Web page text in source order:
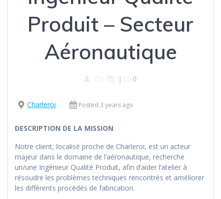
Produit – Secteur
Aéronautique
| 0
Charleroi Posted 3 years ago
DESCRIPTION DE LA MISSION
Notre client, localisé proche de Charleroi, est un acteur
majeur dans le domaine de l’aéronautique, recherche
un/une Ingénieur Qualité Produit, afin d’aider l’atelier à
résoudre les problèmes techniques rencontrés et améliorer
les différents procédés de fabrication.